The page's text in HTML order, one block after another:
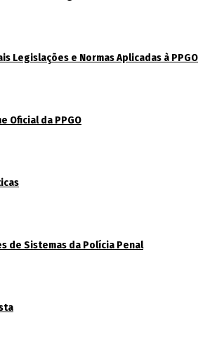
Legislações e Normas Aplicadas à PPGO
Oficial da PPGO
de Sistemas da Polícia Penal